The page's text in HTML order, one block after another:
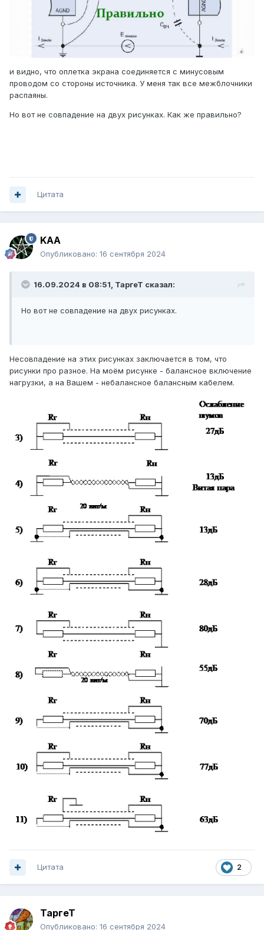
и видно, что оплетка экрана соединяется с минусовым
проводом со стороны источника. У меня так все межблочники
распаяны.
Но вот не совпадение на двух рисунках. Как же правильно?
Цитата
KAA
Опубликовано: 16 сентября 2024
16.09.2024 в 08:51, ТаргеТ сказал:
Но вот не совпадение на двух рисунках.
Несовпадение на этих рисунках заключается в том, что
рисунки про разное. На моём рисунке - балансное включение
нагрузки, а на Вашем - небалансное балансным кабелем.
2
Цитата
ТаргеТ
Опубликовано: 16 сентября 2024